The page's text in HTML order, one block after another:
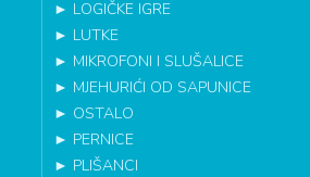
► LOGIČKE IGRE
► LUTKE
► MIKROFONI I SLUŠALICE
► MJEHURIĆI OD SAPUNICE
► OSTALO
► PERNICE
► PLIŠANCI